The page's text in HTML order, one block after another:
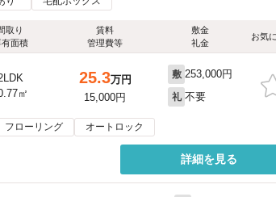
取り
有面積
賃料
管理費等
敷金
礼金
お気
㎡
25.3万円
15,000円
敷 253,000円
礼 不要
フローリング オートロック
詳細を見る